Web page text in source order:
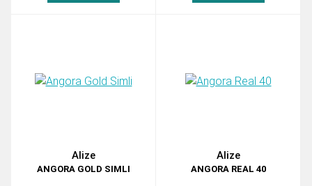
Alize
ANGORA GOLD SIMLI
Alize
ANGORA REAL 40